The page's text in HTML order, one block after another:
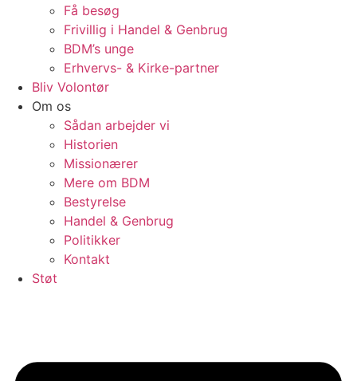
Få besøg
Frivillig i Handel & Genbrug
BDM’s unge
Erhvervs- & Kirke-partner
Bliv Volontør
Om os
Sådan arbejder vi
Historien
Missionærer
Mere om BDM
Bestyrelse
Handel & Genbrug
Politikker
Kontakt
Støt